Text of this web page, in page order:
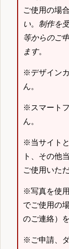
ご使用の場合
い。 制作を
等からのご
ます。
※デザイン
ん。
※スマート
ん。
※当サイト
ト、その他
ご使用いた
※写真を使
でご使用の
のご連絡）
※ご申請、